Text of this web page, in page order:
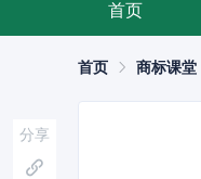
首页
首页 商标课堂
分享